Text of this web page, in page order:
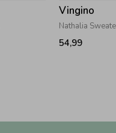
Vingino
Nathalia
54,99